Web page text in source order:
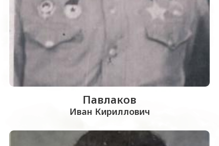
Павлаков
Иван Кириллович